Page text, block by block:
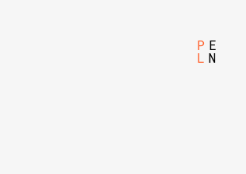
P
L
E
N